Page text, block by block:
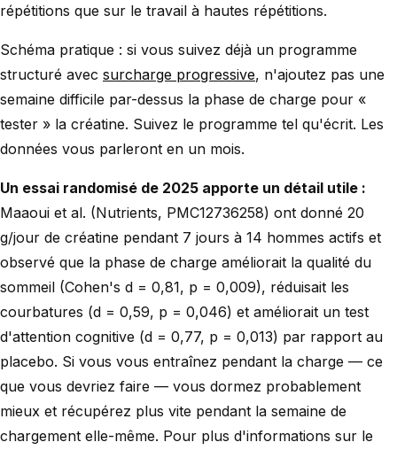
répétitions que sur le travail à hautes répétitions.
Schéma pratique : si vous suivez déjà un programme
structuré avec surcharge progressive, n'ajoutez pas une
semaine difficile par-dessus la phase de charge pour «
tester » la créatine. Suivez le programme tel qu'écrit. Les
données vous parleront en un mois.
Un essai randomisé de 2025 apporte un détail utile :
Maaoui et al. (Nutrients, PMC12736258) ont donné 20
g/jour de créatine pendant 7 jours à 14 hommes actifs et
observé que la phase de charge améliorait la qualité du
sommeil (Cohen's d = 0,81, p = 0,009), réduisait les
courbatures (d = 0,59, p = 0,046) et améliorait un test
d'attention cognitive (d = 0,77, p = 0,013) par rapport au
placebo. Si vous vous entraînez pendant la charge — ce
que vous devriez faire — vous dormez probablement
mieux et récupérez plus vite pendant la semaine de
chargement elle-même. Pour plus d'informations sur le